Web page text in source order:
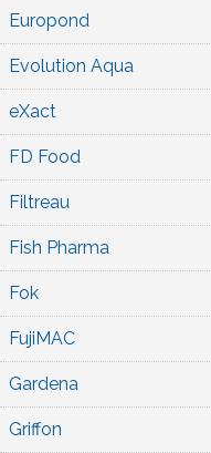
Europond
Evolution Aqua
eXact
FD Food
Filtreau
Fish Pharma
Fok
FujiMAC
Gardena
Griffon